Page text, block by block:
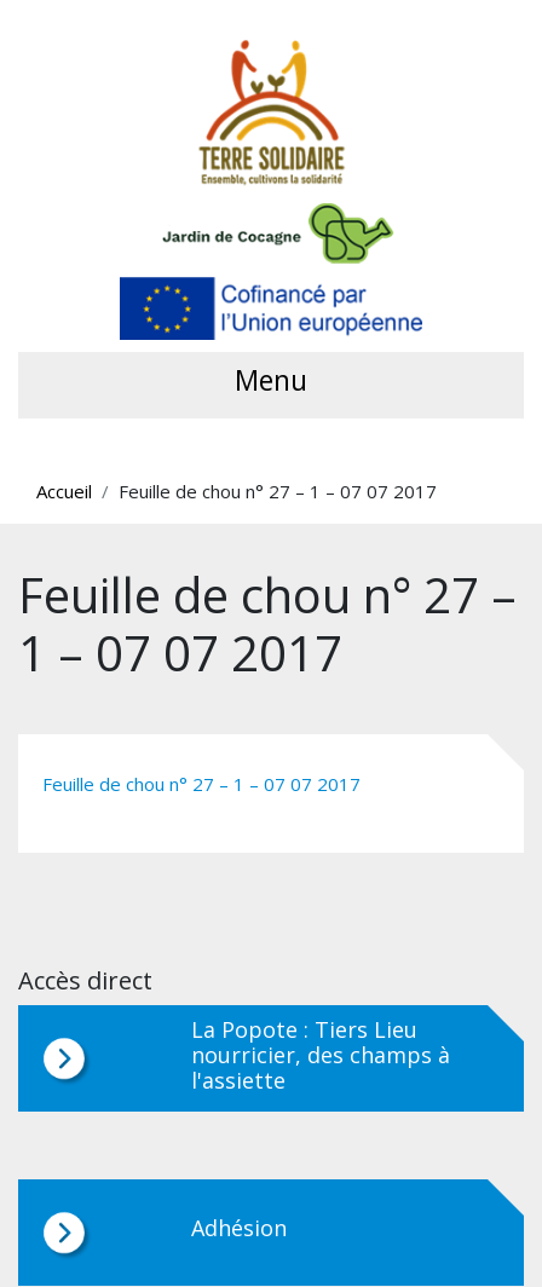
Menu
Accueil Feuille de chou n° 27 – 1 – 07 07 2017
Feuille de chou n° 27 –
1 – 07 07 2017
Feuille de chou n° 27 – 1 – 07 07 2017
Accès direct
La Popote : Tiers Lieu
nourricier, des champs à
l'assiette
Adhésion